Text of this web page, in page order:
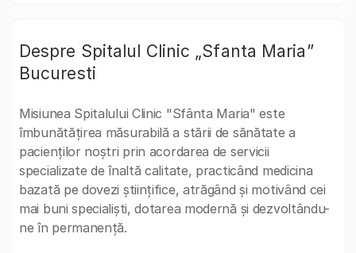
Despre Spitalul Clinic „Sfanta Maria”
Bucuresti
Misiunea Spitalului Clinic "Sfânta Maria" este
îmbunătăţirea măsurabilă a stării de sănătate a
pacienţilor noştri prin acordarea de servicii
specializate de înaltă calitate, practicând medicina
bazată pe dovezi ştiinţifice, atrăgând şi motivând cei
mai buni specialişti, dotarea modernă şi dezvoltându-
ne în permanenţă.